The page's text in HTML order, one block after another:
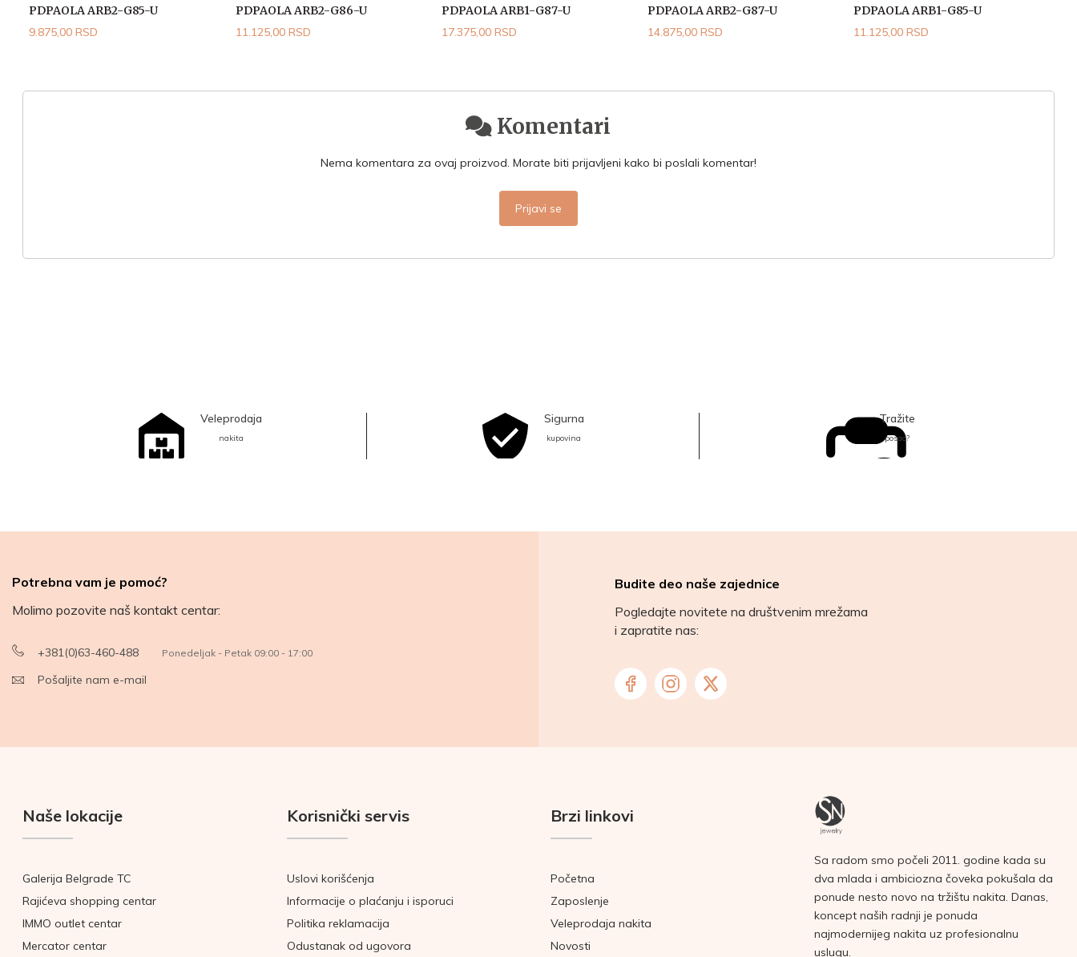
PDPAOLA ARB2-G85-U
9.875,00 RSD
PDPAOLA ARB2-G86-U
11.125,00 RSD
PDPAOLA ARB1-G87-U
17.375,00 RSD
PDPAOLA ARB2-G87-U
14.875,00 RSD
PDPAOLA ARB1-G85-U
11.125,00 RSD
Komentari
Nema komentara za ovaj proizvod. Morate biti prijavljeni kako bi poslali komentar!
Prijavi se
Veleprodaja
nakita
Sigurna
kupovina
Tražite
posao?
Potrebna vam je pomoć?
Molimo pozovite naš kontakt centar:
+381(0)63-460-488 Ponedeljak - Petak 09:00 - 17:00
Pošaljite nam e-mail
Budite deo naše zajednice
Pogledajte novitete na društvenim mrežama
i zapratite nas:
Naše lokacije
Galerija Belgrade TC
Rajićeva shopping centar
IMMO outlet centar
Mercator centar
Korisnički servis
Uslovi korišćenja
Informacije o plaćanju i isporuci
Politika reklamacija
Odustanak od ugovora
Brzi linkovi
Početna
Zaposlenje
Veleprodaja nakita
Novosti
Sa radom smo počeli 2011. godine kada su
dva mlada i ambiciozna čoveka pokušala da
ponude nesto novo na tržištu nakita. Danas,
koncept naših radnji je ponuda
najmodernijeg nakita uz profesionalnu
uslugu.